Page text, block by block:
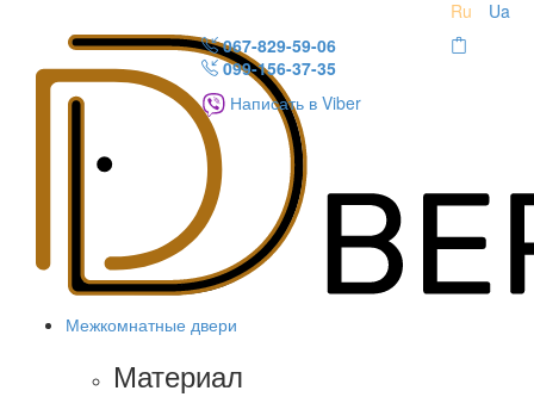
Ru
Ua
067-829-59-06
099-156-37-35
Написать в Viber
Межкомнатные двери
Материал